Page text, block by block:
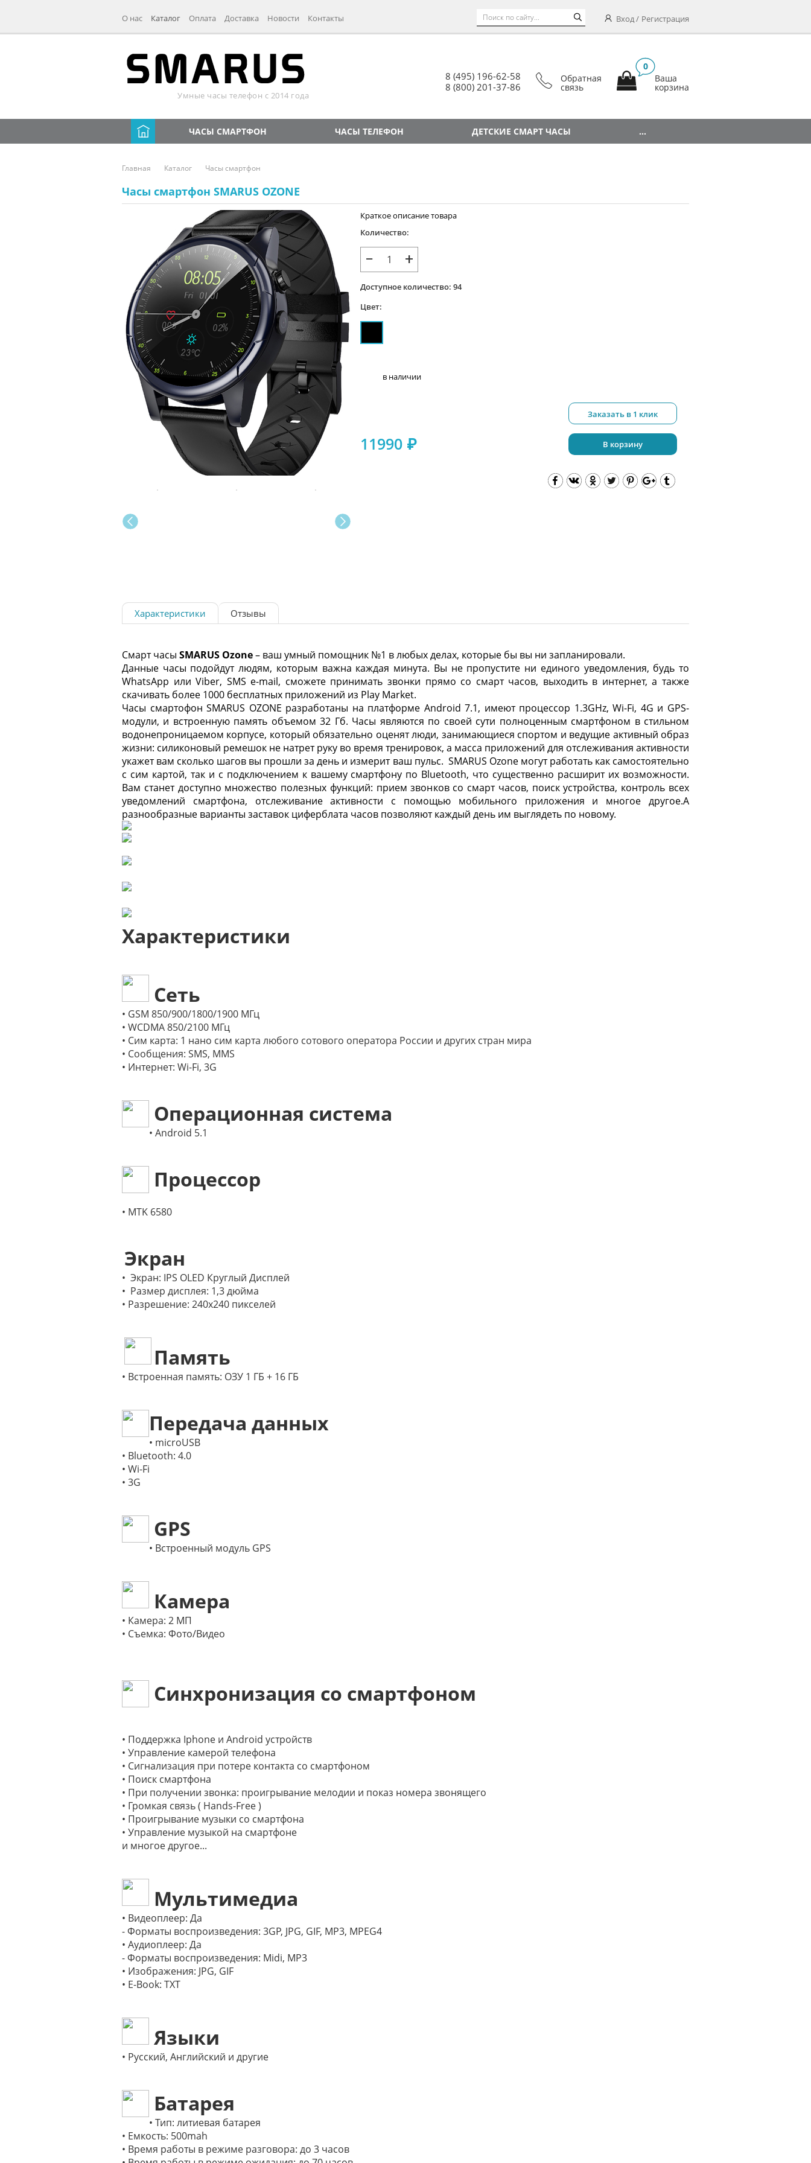
Вход Регистрация
О нас Каталог Оплата Доставка Новости Контакты
0
Ваша
корзина
Обратная
связь
8 (495) 196-62-58
8 (800) 201-37-86
Умные часы телефон c 2014 года
ЧАСЫ СМАРТФОН ЧАСЫ ТЕЛЕФОН ДЕТСКИЕ СМАРТ ЧАСЫ ...
Главная Каталог Часы смартфон
Часы смартфон SMARUS OZONE
Краткое описание товара
Количество:
− +
Доступное количество: 94
Цвет:
в наличии
Заказать в 1 клик
11990 ₽ В корзину
Характеристики Отзывы
Смарт часы SMARUS Ozone– ваш умный помощник №1 в любых делах, которые бы вы ни запланировали.
Данные часы подойдут людям, которым важна каждая минута. Вы не пропустите ни единого уведомления, будь то
WhatsApp или Viber, SMS e-mail, сможете принимать звонки прямо со смарт часов, выходить в интернет, а также
скачивать более 1000 бесплатных приложений из Play Market.
Часы смартофон SMARUS OZONE разработаны на платформе Android 7.1, имеют процессор 1.3GHz, Wi-Fi, 4G и GPS-
модули, и встроенную память объемом 32 Гб. Часы являются по своей сути полноценным смартфоном в стильном
водонепроницаемом корпусе, который обязательно оценят люди, занимающиеся спортом и ведущие активный образ
жизни: силиконовый ремешок не натрет руку во время тренировок, а масса приложений для отслеживания активности
укажет вам сколько шагов вы прошли за день и измерит ваш пульс. SMARUS Ozone могут работать как самостоятельно
с сим картой, так и с подключением к вашему смартфону по Bluetooth, что существенно расширит их возможности.
Вам станет доступно множество полезных функций: прием звонков со смарт часов, поиск устройства, контроль всех
уведомлений смартфона, отслеживание активности с помощью мобильного приложения и многое другое.А
разнообразные варианты заставок циферблата часов позволяют каждый день им выглядеть по новому.
Характеристики
Сеть
• GSM 850/900/1800/1900 МГц
• WCDMA 850/2100 МГц
• Сим карта: 1 нано сим карта любого сотового оператора России и других стран мира
• Сообщения: SMS, MMS
• Интернет: Wi-Fi, 3G
Операционная система
• Android 5.1
Процессор
• MTK 6580
Экран
• Экран: IPS OLED Круглый Дисплей
• Размер дисплея: 1,3 дюйма
• Разрешение: 240x240 пикселей
Память
• Встроенная память: ОЗУ 1 ГБ + 16 ГБ
Передача данных
• microUSB
• Bluetooth: 4.0
• Wi-Fi
• 3G
GPS
• Встроенный модуль GPS
Камера
• Камера: 2 МП
• Съемка: Фото/Видео
Синхронизация со смартфоном
• Поддержка Iphone и Android устройств
• Управление камерой телефона
• Сигнализация при потере контакта со смартфоном
• Поиск смартфона
• При получении звонка: проигрывание мелодии и показ номера звонящего
• Громкая связь ( Hands-Free )
• Проигрывание музыки со смартфона
• Управление музыкой на смартфоне
и многое другое...
Мультимедиа
• Видеоплеер: Да
- Форматы воспроизведения: 3GP, JPG, GIF, MP3, MPEG4
• Аудиоплеер: Да
- Форматы воспроизведения: Midi, MP3
• Изображения: JPG, GIF
• E-Book: TXT
Языки
• Русский, Английский и другие
Батарея
• Тип: литиевая батарея
• Емкость: 500mah
• Время работы в режиме разговора: до 3 часов